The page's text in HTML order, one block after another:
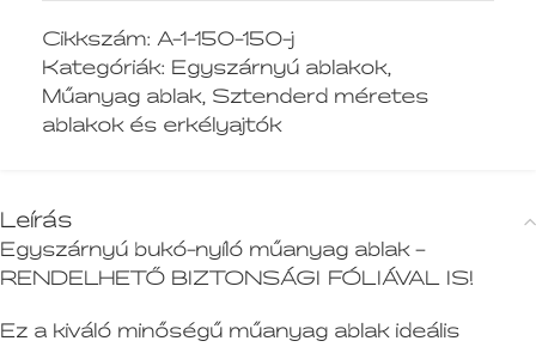
Cikkszám: A-1-150-150-j
Kategóriák: Egyszárnyú ablakok,
Műanyag ablak, Sztenderd méretes
ablakok és erkélyajtók
Leírás
Egyszárnyú bukó-nyíló műanyag ablak –
RENDELHETŐ BIZTONSÁGI FÓLIÁVAL IS!
Ez a kiváló minőségű műanyag ablak ideális